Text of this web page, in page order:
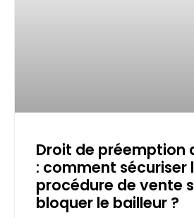
Droit de préemption
: comment sécuriser
procédure de vente
bloquer le bailleur ?